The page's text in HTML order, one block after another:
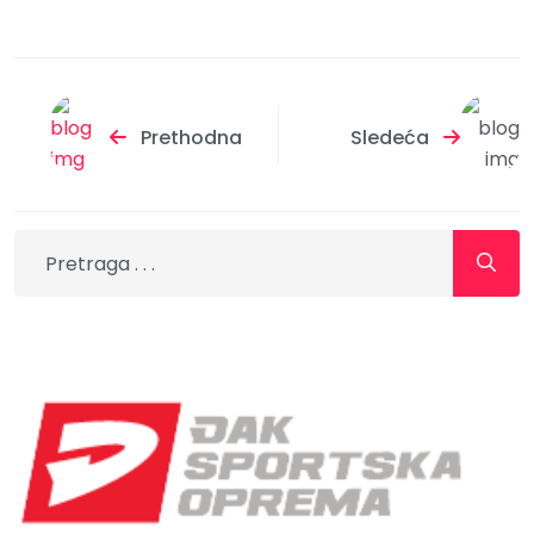
Prethodna Sledeća